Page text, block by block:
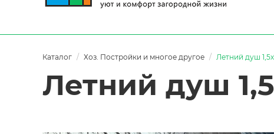
Каталог Хоз. Постройки и многое другое Летний душ
Летний душ